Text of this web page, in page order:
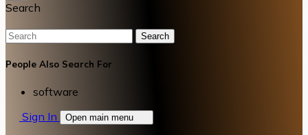
Search
Search
People Also Search For
software
Sign In
Open main menu